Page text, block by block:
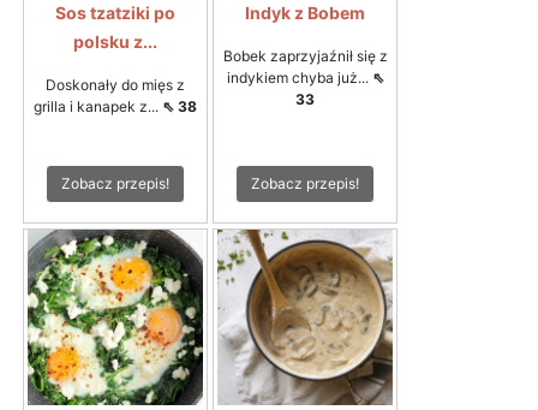
Sos tzatziki po
polsku z...
Doskonały do mięs z
grilla i kanapek z... ⇖ 38
Zobacz przepis!
Indyk z Bobem
Bobek zaprzyjaźnił się z
indykiem chyba już... ⇖
33
Zobacz przepis!